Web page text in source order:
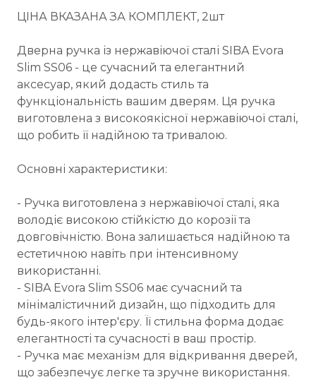
ЦІНА ВКАЗАНА ЗА КОМПЛЕКТ, 2шт
Дверна ручка із нержавіючої сталі SIBA Evora
Slim SS06 - це сучасний та елегантний
аксесуар, який додасть стиль та
функціональність вашим дверям. Ця ручка
виготовлена з високоякісної нержавіючої сталі,
що робить її надійною та тривалою.
Основні характеристики:
- Ручка виготовлена з нержавіючої сталі, яка
володіє високою стійкістю до корозії та
довговічністю. Вона залишається надійною та
естетичною навіть при інтенсивному
використанні.
- SIBA Evora Slim SS06 має сучасний та
мінімалістичний дизайн, що підходить для
будь-якого інтер'єру. Її стильна форма додає
елегантності та сучасності в ваш простір.
- Ручка має механізм для відкривання дверей,
що забезпечує легке та зручне використання.